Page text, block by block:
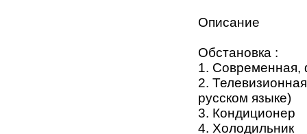
Описание
Обстановка :
1. Современная,
2.
русском языке)
3. Кондиционер
4. Холодильник